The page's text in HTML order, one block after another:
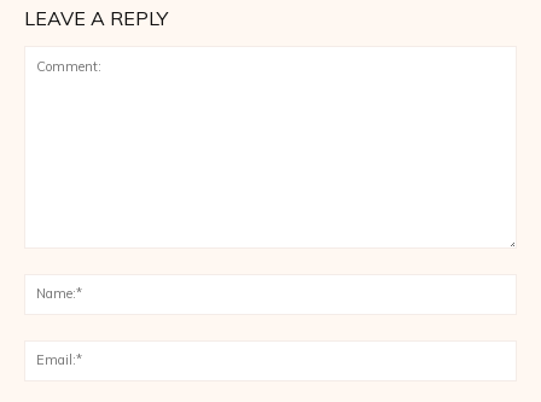
LEAVE A REPLY